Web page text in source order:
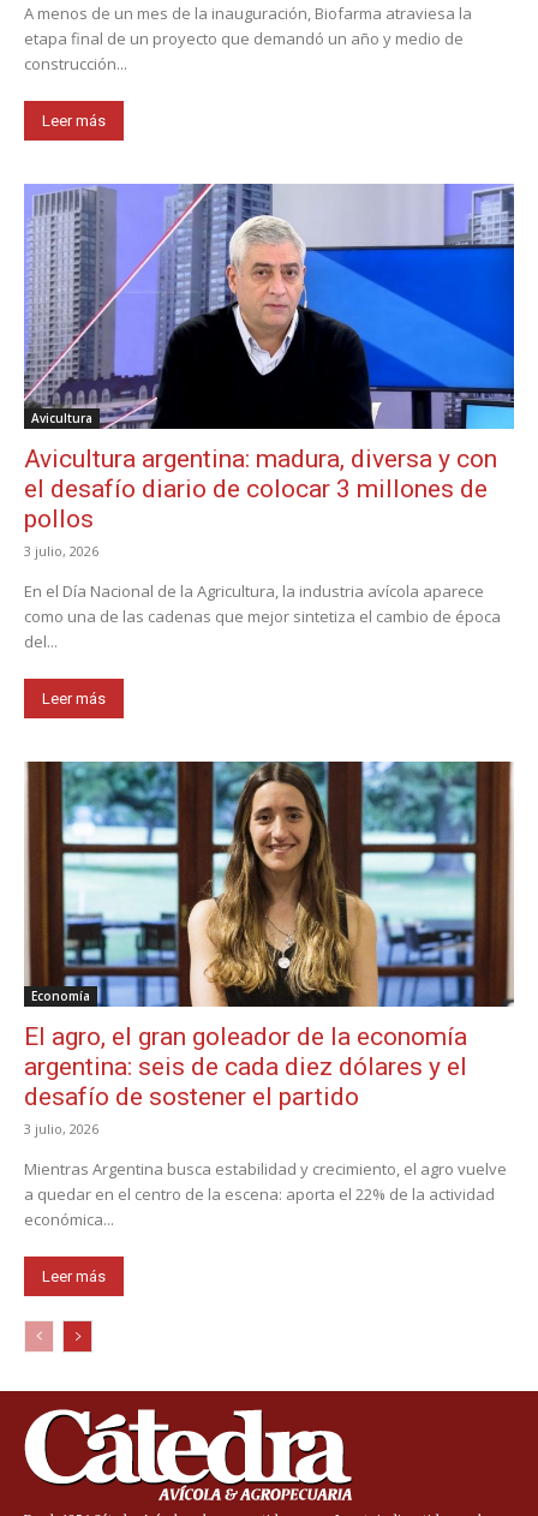
A menos de un mes de la inauguración, Biofarma atraviesa la
etapa final de un proyecto que demandó un año y medio de
construcción...
Leer más
Avicultura
Avicultura argentina: madura, diversa y con
el desafío diario de colocar 3 millones de
pollos
3 julio, 2026
En el Día Nacional de la Agricultura, la industria avícola aparece
como una de las cadenas que mejor sintetiza el cambio de época
del...
Leer más
Economía
El agro, el gran goleador de la economía
argentina: seis de cada diez dólares y el
desafío de sostener el partido
3 julio, 2026
Mientras Argentina busca estabilidad y crecimiento, el agro vuelve
a quedar en el centro de la escena: aporta el 22% de la actividad
económica...
Leer más